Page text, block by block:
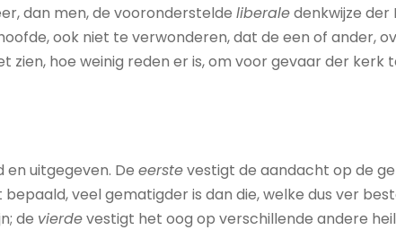
dan men, de vooronderstelde liberaledenkwijze der
ook niet te verwonderen, dat de een of ander,
hoe weinig reden er is, om voor gevaar der kerk
uitgegeven. De eerstevestigt de aandacht op de
veel gematigder is dan die, welke dus ver
de vierdevestigt het oog op verschillende andere